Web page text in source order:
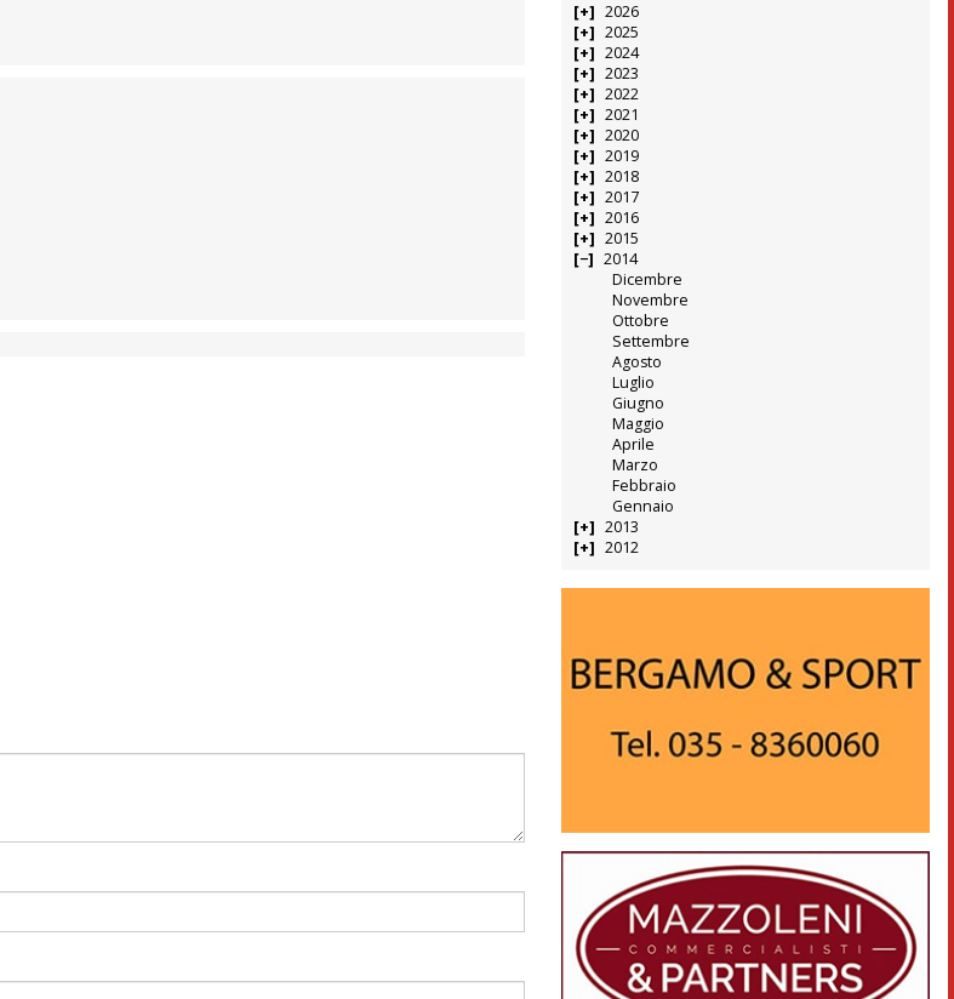
2026
2025
2024
2023
2022
2021
2020
2019
2018
2017
2016
2015
2014
Dicembre
Novembre
Ottobre
Settembre
Agosto
Luglio
Giugno
Maggio
Aprile
Marzo
Febbraio
Gennaio
2013
2012